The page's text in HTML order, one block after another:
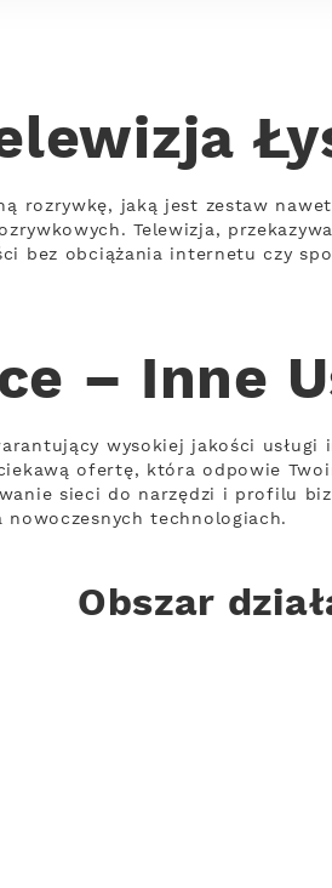
rozrywkę, jaką jest zestaw
Telewizja,
bez obciążania internetu czy
– Inne
wysokiej jakości
ofertę, która odpowie
sieci do narzędzi i profilu
nowoczesnych technologiach.
Obszar